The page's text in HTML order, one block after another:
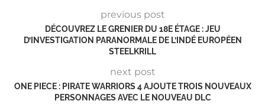
previous post
DÉCOUVREZ LE GRENIER DU 18E ÉTAGE : JEU
D’INVESTIGATION PARANORMALE DE L’INDÉ EUROPÉEN
STEELKRILL
next post
ONE PIECE : PIRATE WARRIORS 4 AJOUTE TROIS NOUVEAUX
PERSONNAGES AVEC LE NOUVEAU DLC